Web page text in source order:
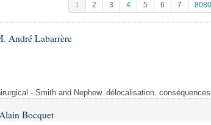
1 2 3 4 5 6 7
André Labarrère
- Smith and Nephew. délocalisation.
Bocquet